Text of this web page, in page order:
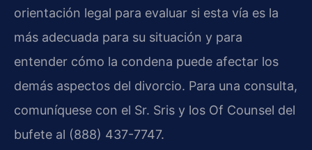
orientación legal para evaluar si esta vía es la
más adecuada para su situación y para
entender cómo la condena puede afectar los
demás aspectos del divorcio. Para una consulta,
comuníquese con el Sr. Sris y los Of Counsel del
bufete al (888) 437-7747.